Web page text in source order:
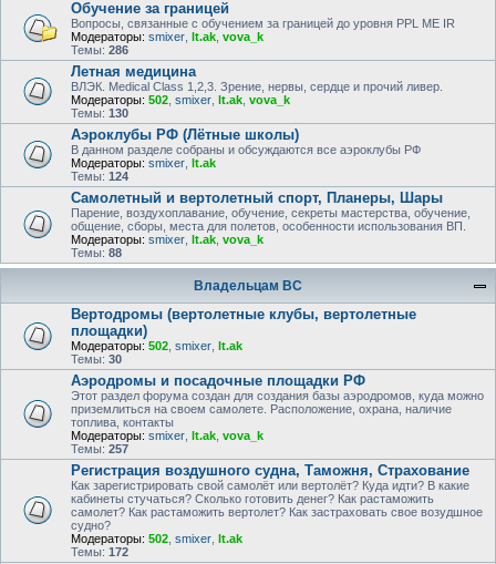
Обучение за границей
Вопросы, связанные с обучением за границей до уровня PPL ME IR
Модераторы: smixer lt.ak vova_k
Темы: 286
Летная медицина
ВЛЭК. Medical Class 1,2,3. Зрение, нервы, сердце и прочий ливер.
Модераторы: 502 smixer lt.ak vova_k
Темы: 130
Аэроклубы РФ (Лётные школы)
В данном разделе собраны и обсуждаются все аэроклубы РФ
Модераторы: smixer lt.ak
Темы: 124
Самолетный и вертолетный спорт, Планеры, Шары
Парение, воздухоплавание, обучение, секреты мастерства, обучение,
общение, сборы, места для полетов, особенности использования ВП.
Модераторы: smixer lt.ak vova_k
Темы: 88
Владельцам ВС
Вертодромы (вертолетные клубы, вертолетные
площадки)
Модераторы: 502 smixer lt.ak
Темы: 30
Аэродромы и посадочные площадки РФ
Этот раздел форума создан для создания базы аэродромов, куда можно
приземлиться на своем самолете. Расположение, охрана, наличие
топлива, контакты
Модераторы: smixer lt.ak vova_k
Темы: 257
Регистрация воздушного судна, Таможня, Страхование
Как зарегистрировать свой самолёт или вертолёт? Куда идти? В какие
кабинеты стучаться? Сколько готовить денег? Как растаможить
самолет? Как растаможить вертолет? Как застраховать свое возудшное
судно?
Модераторы: 502 smixer lt.ak
Темы: 172